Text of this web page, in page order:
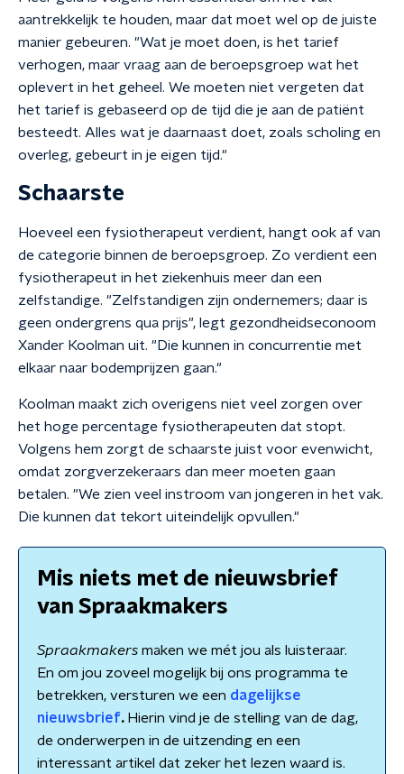
aantrekkelijk te houden, maar dat moet wel op de juiste
manier gebeuren. "Wat je moet doen, is het tarief
verhogen, maar vraag aan de beroepsgroep wat het
oplevert in het geheel. We moeten niet vergeten dat
het tarief is gebaseerd op de tijd die je aan de patiënt
besteedt. Alles wat je daarnaast doet, zoals scholing en
overleg, gebeurt in je eigen tijd."
Schaarste
Hoeveel een fysiotherapeut verdient, hangt ook af van
de categorie binnen de beroepsgroep. Zo verdient een
fysiotherapeut in het ziekenhuis meer dan een
zelfstandige. "Zelfstandigen zijn ondernemers; daar is
geen ondergrens qua prijs", legt gezondheidseconoom
Xander Koolman uit. "Die kunnen in concurrentie met
elkaar naar bodemprijzen gaan."
Koolman maakt zich overigens niet veel zorgen over
het hoge percentage fysiotherapeuten dat stopt.
Volgens hem zorgt de schaarste juist voor evenwicht,
omdat zorgverzekeraars dan meer moeten gaan
betalen. "We zien veel instroom van jongeren in het vak.
Die kunnen dat tekort uiteindelijk opvullen."
Mis niets met de nieuwsbrief
van Spraakmakers
Spraakmakers maken we mét jou als luisteraar.
En om jou zoveel mogelijk bij ons programma te
betrekken, versturen we een dagelijkse
nieuwsbrief.Hierin vind je de stelling van de dag,
de onderwerpen in de uitzending en een
interessant artikel dat zeker het lezen waard is.